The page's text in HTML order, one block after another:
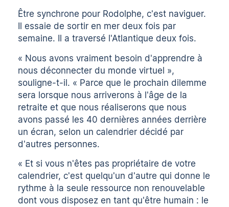
Être synchrone pour Rodolphe, c'est naviguer.
Il essaie de sortir en mer deux fois par
semaine. Il a traversé l'Atlantique deux fois.
« Nous avons vraiment besoin d'apprendre à
nous déconnecter du monde virtuel »,
souligne-t-il. « Parce que le prochain dilemme
sera lorsque nous arriverons à l'âge de la
retraite et que nous réaliserons que nous
avons passé les 40 dernières années derrière
un écran, selon un calendrier décidé par
d'autres personnes.
« Et si vous n'êtes pas propriétaire de votre
calendrier, c'est quelqu'un d'autre qui donne le
rythme à la seule ressource non renouvelable
dont vous disposez en tant qu'être humain : le